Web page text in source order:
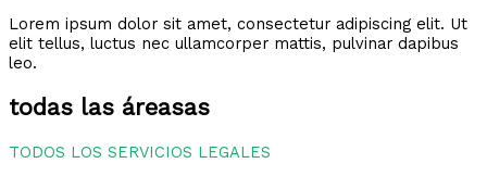
Lorem ipsum dolor sit amet, consectetur adipiscing elit. Ut
elit tellus, luctus nec ullamcorper mattis, pulvinar dapibus
leo.
todas las áreasas
TODOS LOS SERVICIOS LEGALES